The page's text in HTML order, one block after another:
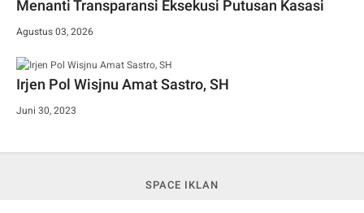
Menanti Transparansi Eksekusi Putusan Kasasi
Agustus 03, 2026
Irjen Pol Wisjnu Amat Sastro, SH
Juni 30, 2023
SPACE IKLAN